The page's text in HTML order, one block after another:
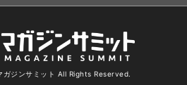
ジンサミット All Rights Reserved.